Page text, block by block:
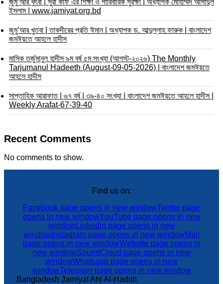
জুমু’আর খুৎবা | সুরা কাফ এর শিক্ষা ও পারিবারিক সুরক্ষা | অধ্যাপক মোহাম্মদ আসাদুল
ইসলাম | www.jamiyat.org.bd
জুমু’আর খুতবা | তাকদীরের প্রতি ঈমান | অধ্যাপক ড. আব্দুল্লাহ ফারুক | বাংলাদেশ
জমঈয়তে আহলে হাদীস
মাসিক তর্জুমানুল হাদীস ৯ম বর্ষ ৫ম সংখ্যা (আগস্ট-২০২৬) The Monthly
Tarjumanul Hadeeth (August-09-05-2026) | বাংলাদেশ জমঈয়তে
আহলে হাদীস
সাপ্তাহিক আরাফাত | ৬৭ বর্ষ | ৩৯-৪০ সংখ্যা | বাংলাদেশ জমঈয়তে আহলে হাদীস |
Weekly Arafat-67-39-40
Recent Comments
No comments to show.
Find us on:
Facebook page opens in new windowTwitter page
opens in new windowYouTube page opens in new
windowLinkedin page opens in new
windowInstagram page opens in new windowMail
page opens in new windowWebsite page opens in
new windowSoundCloud page opens in new
windowWhatsapp page opens in new
windowTelegram page opens in new window
Bangladesh Jamiyat Ahl Al-Hadith